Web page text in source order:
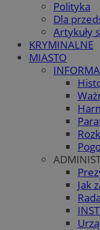
Polityka
Dla
Artykuły
KRYMINALNE
MIASTO
Jak